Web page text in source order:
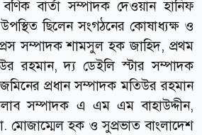
বার্তা সম্পাদক দেওয়ান হানিফ
ছিলেন সংগঠনের কোষাধ্যক্ষ ও
সম্পাদক শামসুল হক জাহিদ, প্রথম
রহমান, দ্য ডেইলি স্টার সম্পাদক
প্রধান সম্পাদক মতিউর রহমান
সম্পাদক এ এম এম বাহাউদ্দীন,
হক ও সুপ্রভাত বাংলাদেশ